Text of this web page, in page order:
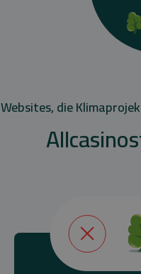
Websites, die